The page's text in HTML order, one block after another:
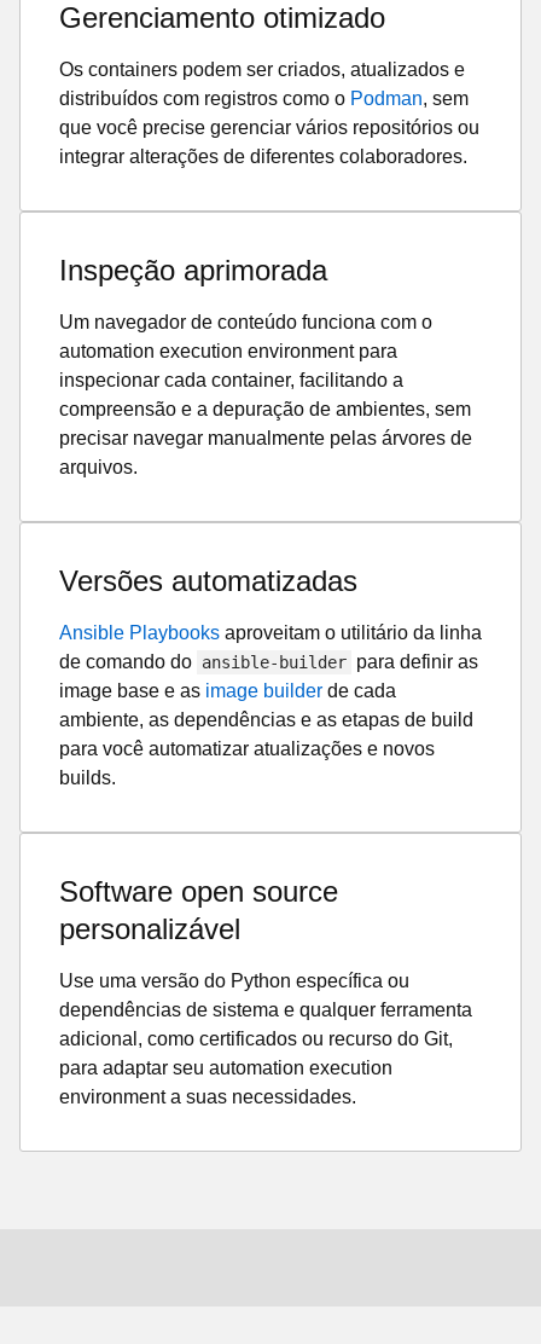
Gerenciamento otimizado
Os containers podem ser criados, atualizados e
distribuídos com registros como o Podman, sem
que você precise gerenciar vários repositórios ou
integrar alterações de diferentes colaboradores.
Inspeção aprimorada
Um navegador de conteúdo funciona com o
automation execution environment para
inspecionar cada container, facilitando a
compreensão e a depuração de ambientes, sem
precisar navegar manualmente pelas árvores de
arquivos.
Versões automatizadas
Ansible Playbooks aproveitam o utilitário da linha
de comando do ansible-builder para definir as
image base e as image builder de cada
ambiente, as dependências e as etapas de build
para você automatizar atualizações e novos
builds.
Software open source
personalizável
Use uma versão do Python específica ou
dependências de sistema e qualquer ferramenta
adicional, como certificados ou recurso do Git,
para adaptar seu automation execution
environment a suas necessidades.